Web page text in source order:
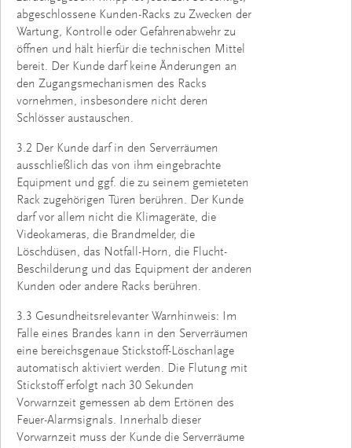
abgeschlossene Kunden-Racks zu Zwecken der
Wartung, Kontrolle oder Gefahrenabwehr zu
öffnen und hält hierfür die technischen Mittel
bereit. Der Kunde darf keine Änderungen an
den Zugangsmechanismen des Racks
vornehmen, insbesondere nicht deren
Schlösser austauschen.
3.2 Der Kunde darf in den Serverräumen
ausschließlich das von ihm eingebrachte
Equipment und ggf. die zu seinem gemieteten
Rack zugehörigen Türen berühren. Der Kunde
darf vor allem nicht die Klimageräte, die
Videokameras, die Brandmelder, die
Löschdüsen, das Notfall-Horn, die Flucht-
Beschilderung und das Equipment der anderen
Kunden oder andere Racks berühren.
3.3 Gesundheitsrelevanter Warnhinweis: Im
Falle eines Brandes kann in den Serverräumen
eine bereichsgenaue Stickstoff-Löschanlage
automatisch aktiviert werden. Die Flutung mit
Stickstoff erfolgt nach 30 Sekunden
Vorwarnzeit gemessen ab dem Ertönen des
Feuer-Alarmsignals. Innerhalb dieser
Vorwarnzeit muss der Kunde die Serverräume